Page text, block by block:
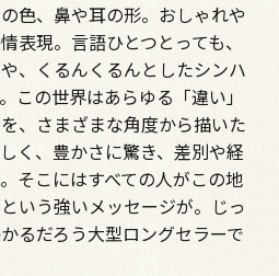
色、鼻や耳の形。おしゃれや
表現。言語ひとつとっても、
、くるんくるんとしたシンハ
この世界はあらゆる「違い」
、さまざまな角度から描いた
く、豊かさに驚き、差別や経
そこにはすべての人がこの地
いう強いメッセージが。じっ
るだろう大型ロングセラーで